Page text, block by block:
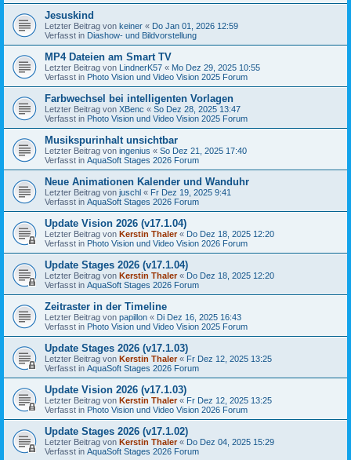
Jesuskind
Letzter Beitrag von keiner « Do Jan 01, 2026 12:59
Verfasst in Diashow- und Bildvorstellung
MP4 Dateien am Smart TV
Letzter Beitrag von LindnerK57 « Mo Dez 29, 2025 10:55
Verfasst in Photo Vision und Video Vision 2025 Forum
Farbwechsel bei intelligenten Vorlagen
Letzter Beitrag von XBenc « So Dez 28, 2025 13:47
Verfasst in Photo Vision und Video Vision 2025 Forum
Musikspurinhalt unsichtbar
Letzter Beitrag von ingenius « So Dez 21, 2025 17:40
Verfasst in AquaSoft Stages 2026 Forum
Neue Animationen Kalender und Wanduhr
Letzter Beitrag von juschl « Fr Dez 19, 2025 9:41
Verfasst in AquaSoft Stages 2026 Forum
Update Vision 2026 (v17.1.04)
Letzter Beitrag von Kerstin Thaler« Do Dez 18, 2025 12:20
Verfasst in Photo Vision und Video Vision 2026 Forum
Update Stages 2026 (v17.1.04)
Letzter Beitrag von Kerstin Thaler« Do Dez 18, 2025 12:20
Verfasst in AquaSoft Stages 2026 Forum
Zeitraster in der Timeline
Letzter Beitrag von papillon « Di Dez 16, 2025 16:43
Verfasst in Photo Vision und Video Vision 2025 Forum
Update Stages 2026 (v17.1.03)
Letzter Beitrag von Kerstin Thaler« Fr Dez 12, 2025 13:25
Verfasst in AquaSoft Stages 2026 Forum
Update Vision 2026 (v17.1.03)
Letzter Beitrag von Kerstin Thaler« Fr Dez 12, 2025 13:25
Verfasst in Photo Vision und Video Vision 2026 Forum
Update Stages 2026 (v17.1.02)
Letzter Beitrag von Kerstin Thaler« Do Dez 04, 2025 15:29
Verfasst in AquaSoft Stages 2026 Forum